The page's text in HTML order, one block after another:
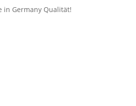
in Germany Qualität!